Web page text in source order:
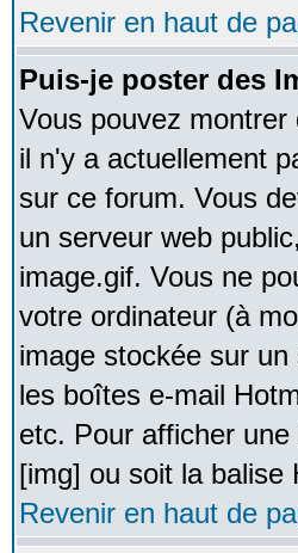
Revenir en haut de
Puis-je poster des
Vous pouvez
il n'y a actuellement
sur ce forum. Vous
un serveur web
image.gif. Vous ne
votre ordinateur (à
image stockée sur
les boîtes e-mail
etc. Pour afficher
[img] ou soit la balise
Revenir en haut de